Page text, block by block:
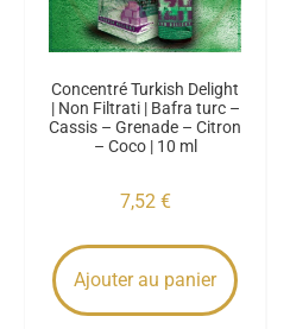
Concentré Turkish Delight
| Non Filtrati | Bafra turc –
Cassis – Grenade – Citron
– Coco | 10 ml
7,52 €
Ajouter au panier